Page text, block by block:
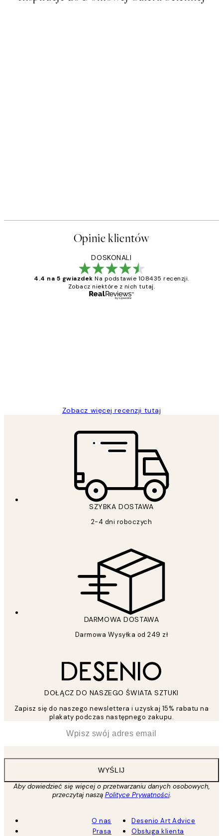
Opinie klientów
DOSKONALI
4.4 na 5 gwiazdek Na podstawie 108435 recenzji.
Zobacz niektóre z nich tutaj.
Zobacz więcej recenzji tutaj
SZYBKA DOSTAWA
2-4 dni roboczych
DARMOWA DOSTAWA
Darmowa Wysyłka od 249 zł
DOŁĄCZ DO NASZEGO ŚWIATA SZTUKI
Zapisz się do naszego newslettera i uzyskaj 15% rabatu na
plakaty podczas następnego zakupu.
WYŚLIJ
Aby dowiedzieć się więcej o przetwarzaniu danych osobowych,
przeczytaj naszą Polityce Prywatności.
O nas
Prasa
Desenio Art Advice
Obsługa klienta